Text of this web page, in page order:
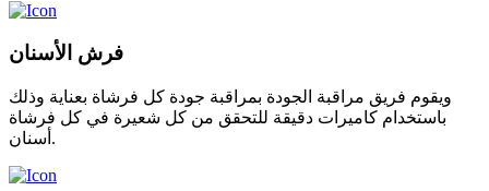
فرش الأسنان
ويقوم فريق مراقبة الجودة بمراقبة جودة كل فرشاة بعناية وذلك
باستخدام كاميرات دقيقة للتحقق من كل شعيرة في كل فرشاة
أسنان.